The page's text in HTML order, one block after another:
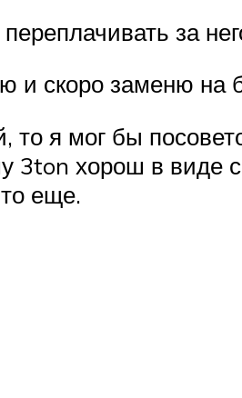
за
и скоро заменю
я мог бы
3ton хорош в виде
еще.